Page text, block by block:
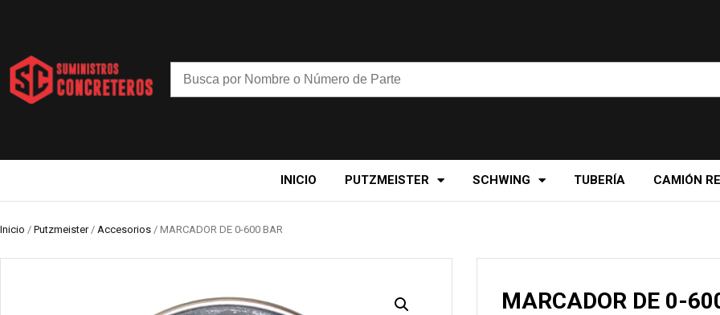
INICIO PUTZMEISTER SCHWING TUBERÍA CAMIÓN
Inicio / Putzmeister/ Accesorios / MARCADOR DE 0-600 BAR
MARCADOR DE 0-